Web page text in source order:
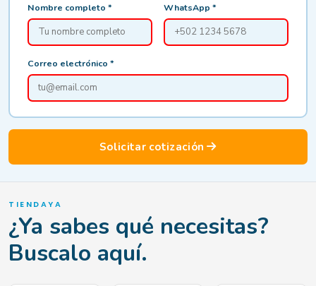
Nombre completo * WhatsApp *
Correo electrónico *
Solicitar cotización
TIENDAYA
¿Ya sabes qué necesitas?
Buscalo aquí.